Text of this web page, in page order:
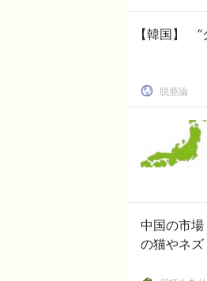
【韓国】 “
脱亜論
中国の市
の猫やネ